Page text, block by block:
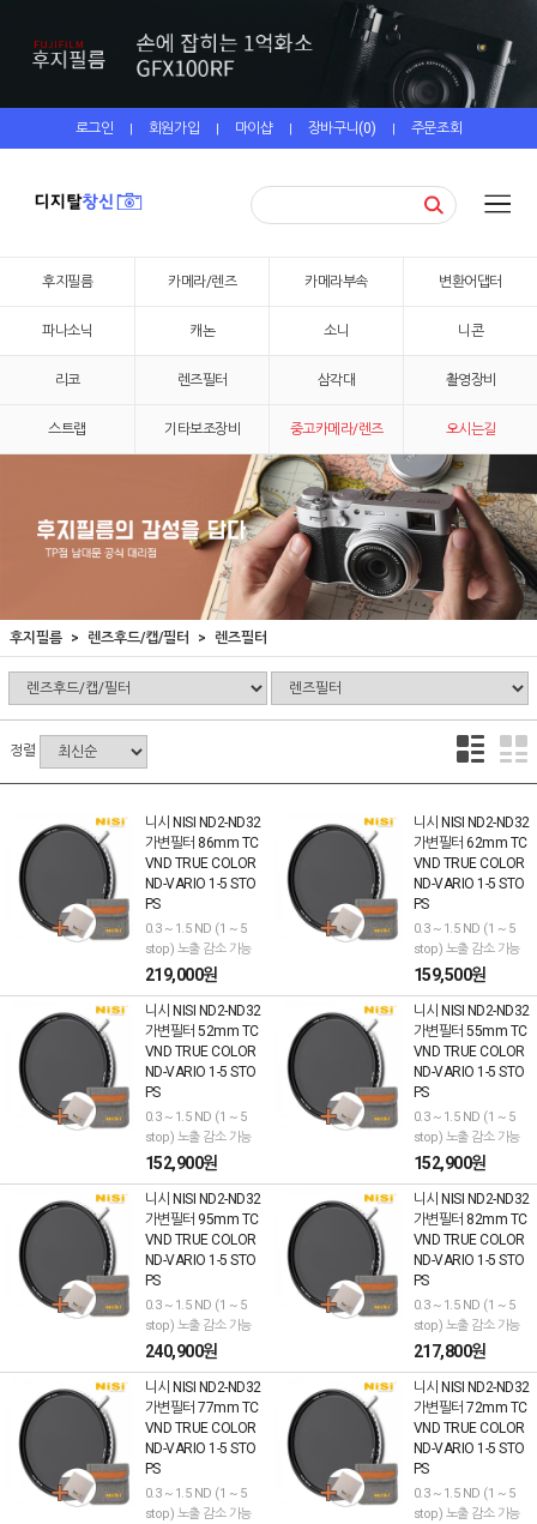
로그인 | 회원가입 | 마이샵 | 장바구니(0) | 주문조회
후지필름 카메라/렌즈 카메라부속 변환어댑터
파나소닉 캐논 소니 니콘
리코 렌즈필터 삼각대 촬영장비
스트랩 기타보조장비 중고카메라/렌즈 오시는길
후지필름 렌즈후드/캡/필터 렌즈필터
정렬
니시 NISI ND2-ND32
가변필터 86mm TC
VND TRUE COLOR
ND-VARIO 1-5 STO
PS
0.3 ~ 1.5 ND (1 ~ 5
stop) 노출 감소 가능
219,000원
니시 NISI ND2-ND32
가변필터 62mm TC
VND TRUE COLOR
ND-VARIO 1-5 STO
PS
0.3 ~ 1.5 ND (1 ~ 5
stop) 노출 감소 가능
159,500원
니시 NISI ND2-ND32
가변필터 52mm TC
VND TRUE COLOR
ND-VARIO 1-5 STO
PS
0.3 ~ 1.5 ND (1 ~ 5
stop) 노출 감소 가능
152,900원
니시 NISI ND2-ND32
가변필터 55mm TC
VND TRUE COLOR
ND-VARIO 1-5 STO
PS
0.3 ~ 1.5 ND (1 ~ 5
stop) 노출 감소 가능
152,900원
니시 NISI ND2-ND32
가변필터 95mm TC
VND TRUE COLOR
ND-VARIO 1-5 STO
PS
0.3 ~ 1.5 ND (1 ~ 5
stop) 노출 감소 가능
240,900원
니시 NISI ND2-ND32
가변필터 82mm TC
VND TRUE COLOR
ND-VARIO 1-5 STO
PS
0.3 ~ 1.5 ND (1 ~ 5
stop) 노출 감소 가능
217,800원
니시 NISI ND2-ND32
가변필터 77mm TC
VND TRUE COLOR
ND-VARIO 1-5 STO
PS
0.3 ~ 1.5 ND (1 ~ 5
stop) 노출 감소 가능
니시 NISI ND2-ND32
가변필터 72mm TC
VND TRUE COLOR
ND-VARIO 1-5 STO
PS
0.3 ~ 1.5 ND (1 ~ 5
stop) 노출 감소 가능